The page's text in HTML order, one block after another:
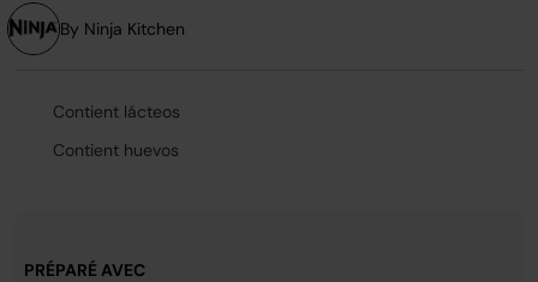
By Ninja Kitchen
Contient lácteos
Contient huevos
PRÉPARÉ AVEC